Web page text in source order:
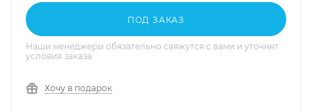
ПОД ЗАКАЗ
Наши менеджеры обязательно свяжутся с вами и уточнят
условия заказа
Хочу в подарок